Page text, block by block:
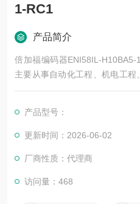
1-RC1
产品简介
倍加福编码器ENI58IL-
主要从事自动化工程、机电工程
程、编程服务、交、直流电气
开发优良的自动化控制系统并直
服务行业涉及冶金、石油、化工
产品型号：
更新时间：2026-06-02
厂商性质：代理商
访问量：468